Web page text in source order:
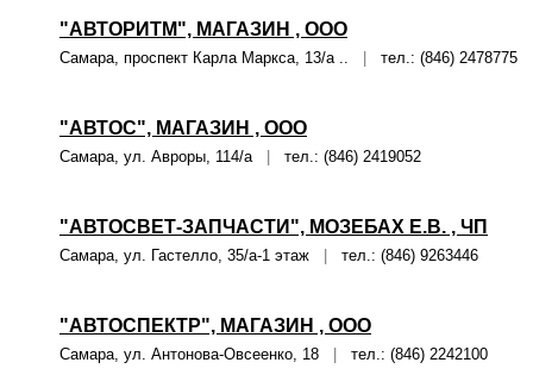
"АВТОРИТМ", МАГАЗИН , ООО
Самара, проспект Карла Маркса, 13/а .. тел.: (846) 2478775
"АВТОС", МАГАЗИН , ООО
Самара, ул. Авроры, 114/а тел.: (846) 2419052
"АВТОСВЕТ-ЗАПЧАСТИ", МОЗЕБАХ Е.В. , ЧП
Самара, ул. Гастелло, 35/а-1 этаж тел.: (846) 9263446
"АВТОСПЕКТР", МАГАЗИН , ООО
Самара, ул. Антонова-Овсеенко, 18 тел.: (846) 2242100